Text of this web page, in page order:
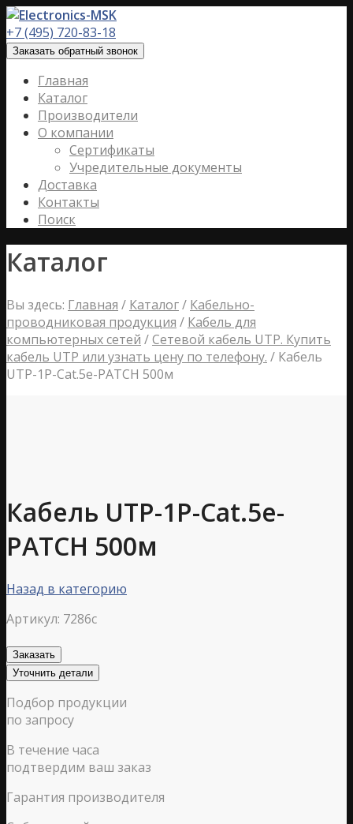
+7 (495) 720-83-18
Заказать обратный звонок
Главная
Каталог
Производители
О компании
Сертификаты
Учредительные документы
Доставка
Контакты
Поиск
Каталог
Вы здесь: Главная / Каталог/ Кабельно-
проводниковая продукция / Кабель для
компьютерных сетей /Сетевой кабель UTP. Купить
кабель UTP или узнать цену по телефону. / Кабель
UTP-1P-Cat.5e-PATCH 500м
Кабель UTP-1P-Cat.5e-
PATCH 500м
Назад в категорию
Артикул: 7286c
Заказать
Уточнить детали
Подбор продукции
по запросу
В течение часа
подтвердим ваш заказ
Гарантия производителя